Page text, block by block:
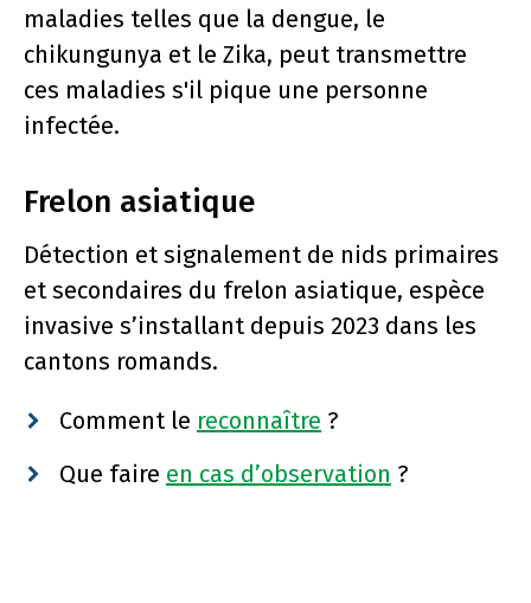
maladies telles que la dengue, le
chikungunya et le Zika, peut transmettre
ces maladies s'il pique une personne
infectée.
Frelon asiatique
Détection et signalement de nids primaires
et secondaires du frelon asiatique, espèce
invasive s’installant depuis 2023 dans les
cantons romands.
Comment le reconnaître ?
Que faire en cas d’observation ?